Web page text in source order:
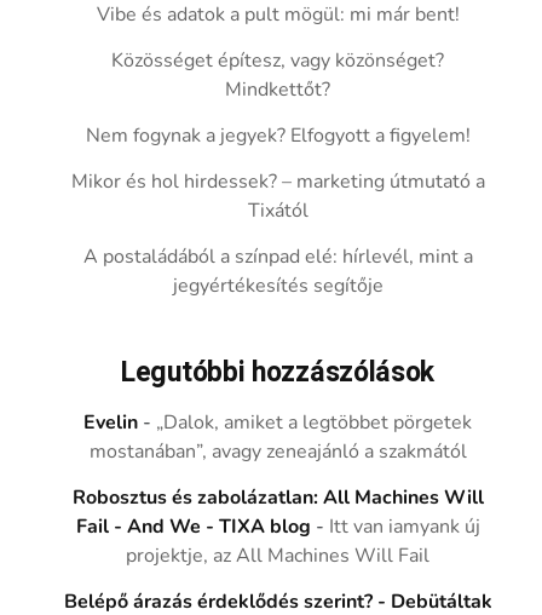
Vibe és adatok a pult mögül: mi már bent!
Közösséget építesz, vagy közönséget?
Mindkettőt?
Nem fogynak a jegyek? Elfogyott a figyelem!
Mikor és hol hirdessek? – marketing útmutató a
Tixától
A postaládából a színpad elé: hírlevél, mint a
jegyértékesítés segítője
Legutóbbi hozzászólások
Evelin - „Dalok, amiket a legtöbbet pörgetek
mostanában”, avagy zeneajánló a szakmától
Robosztus és zabolázatlan: All Machines Will
Fail - And We - TIXA blog - Itt van iamyank új
projektje, az All Machines Will Fail
Belépő árazás érdeklődés szerint? - Debütáltak